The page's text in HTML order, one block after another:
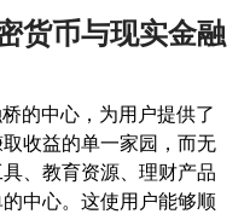
货币与现实金融
的中心，为用户提供了
收益的单一家园，而无
、教育资源、理财产品
中心。这使用户能够顺